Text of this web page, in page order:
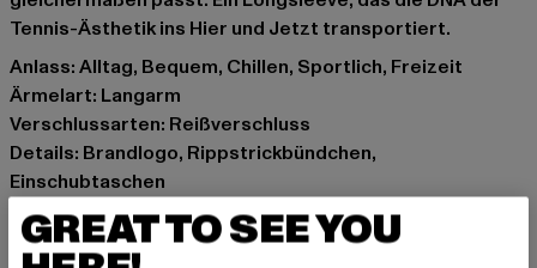
Tennis-Ästhetik ins Hier und Jetzt transportiert.
Anlass: Alltag, Bequem, Chillen, Sportlich, Freizeit
Ärmelart: Langarm
Verschlussarten: Reißverschluss
Details: Brandlogo, Rippstrickbündchen,
Einschubtaschen
Schnitt: Normal
Marke: Sergio Tacchini
GREAT TO SEE YOU